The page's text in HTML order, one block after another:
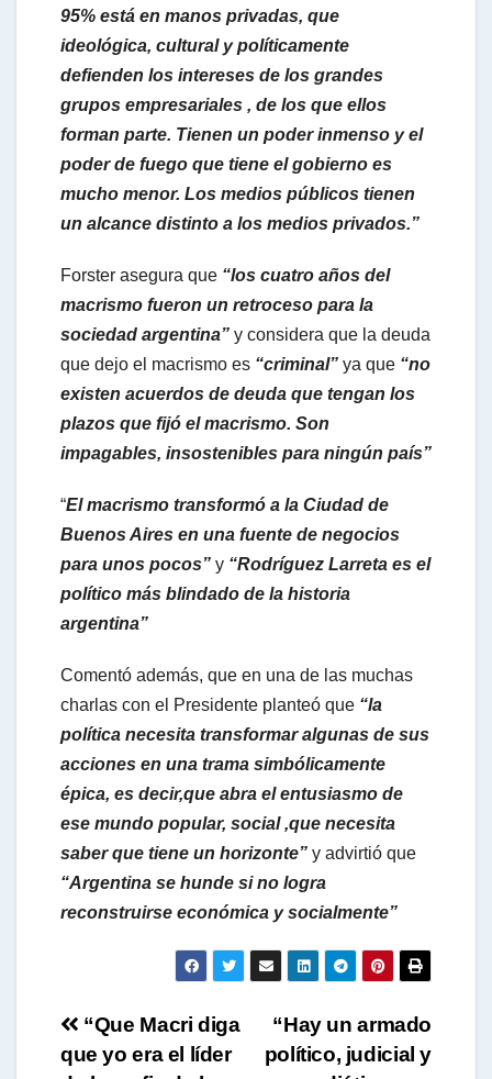
95% está en manos privadas, que
ideológica, cultural y políticamente
defienden los intereses de los grandes
grupos empresariales , de los que ellos
forman parte. Tienen un poder inmenso y el
poder de fuego que tiene el gobierno es
mucho menor. Los medios públicos tienen
un alcance distinto a los medios privados.”
Forster asegura que “los cuatro años del
macrismo fueron un retroceso para la
sociedad argentina” y considera que la deuda
que dejo el macrismo es “criminal” ya que “no
existen acuerdos de deuda que tengan los
plazos que fijó el macrismo. Son
impagables, insostenibles para ningún país”
“El macrismo transformó a la Ciudad de
Buenos Aires en una fuente de negocios
para unos pocos” y “Rodríguez Larreta es el
político más blindado de la historia
argentina”
Comentó además, que en una de las muchas
charlas con el Presidente planteó que “la
política necesita transformar algunas de sus
acciones en una trama simbólicamente
épica, es decir,que abra el entusiasmo de
ese mundo popular, social ,que necesita
saber que tiene un horizonte” y advirtió que
“Argentina se hunde si no logra
reconstruirse económica y socialmente”
Navegación
“Hay un armado
político, judicial y
“Que Macri diga
que yo era el líder